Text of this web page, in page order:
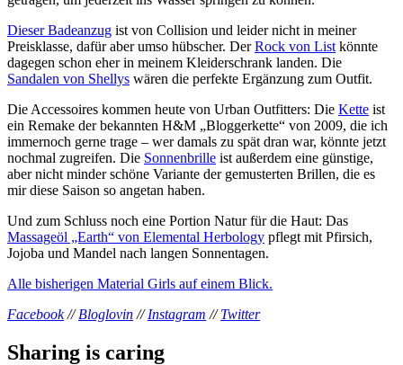
Dieser Badeanzug ist von Collision und leider nicht in meiner
Preisklasse, dafür aber umso hübscher. DerRock von List könnte
dagegen schon eher in meinem Kleiderschrank landen. Die
Sandalen von Shellys wären die perfekte Ergänzung zum Outfit.
Die Accessoires kommen heute von Urban Outfitters: Die Kette ist
ein Remake der bekannten H&M „Bloggerkette“ von 2009, die ich
immernoch gerne trage – wer damals zu spät dran war, könnte jetzt
nochmal zugreifen. Die Sonnenbrille ist außerdem eine günstige,
aber nicht minder schöne Variante der gemusterten Brillen, die es
mir diese Saison so angetan haben.
Und zum Schluss noch eine Portion Natur für die Haut: Das
Massageöl „Earth“ von Elemental Herbology pflegt mit Pfirsich,
Jojoba und Mandel nach langen Sonnentagen.
Alle bisherigen Material Girls auf einem Blick.
Facebook//Bloglovin //Instagram //Twitter
Sharing is caring